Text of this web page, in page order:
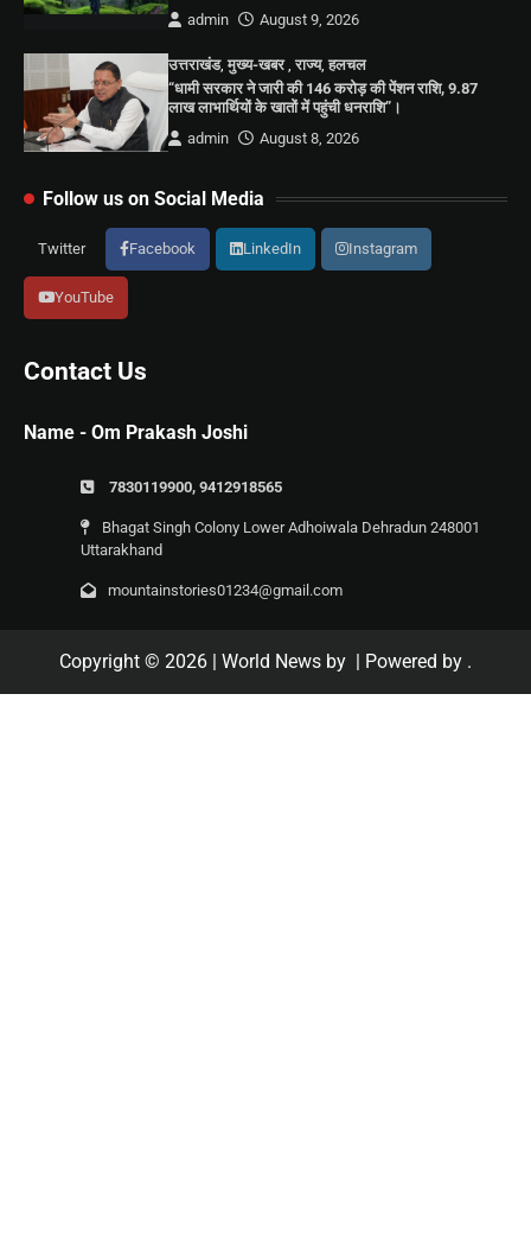
admin
August 9, 2026
उत्तराखंड,मुख्य-खबर,राज्य,हलचल
“धामी सरकार ने जारी की 146 करोड़ की पेंशन राशि, 9.87
लाख लाभार्थियों के खातों में पहुंची धनराशि”।
admin
August 8, 2026
Follow us on Social Media
Twitter Facebook LinkedIn Instagram
YouTube
Contact Us
Name - Om Prakash Joshi
7830119900, 9412918565
Bhagat Singh Colony Lower Adhoiwala Dehradun 248001
Uttarakhand
mountainstories01234@gmail.com
Copyright © 2026 | World News by | Powered by .